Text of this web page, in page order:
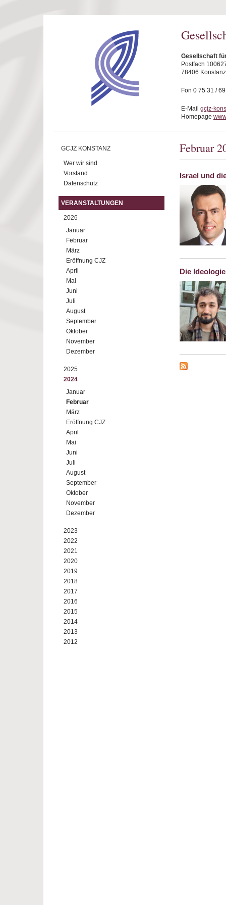
Gesellschaft
Postfach
78406 Konstanz
Fon 0 75 31 /
E-Mail gcjz-
Homepage
GCJZ KONSTANZ
Wer wir sind
Vorstand
Datenschutz
VERANSTALTUNGEN
2026
Januar
Februar
März
Eröffnung CJZ
April
Mai
Juni
Juli
August
September
Oktober
November
Dezember
2025
2024
Januar
Februar
März
Eröffnung CJZ
April
Mai
Juni
Juli
August
September
Oktober
November
Dezember
2023
2022
2021
2020
2019
2018
2017
2016
2015
2014
2013
2012
Februar
Israel und
Die